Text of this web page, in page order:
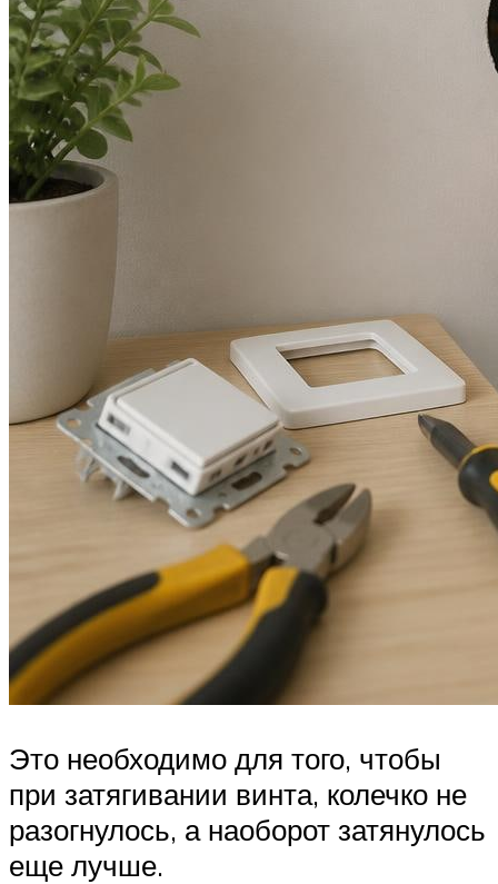
Это необходимо для того, чтобы
при затягивании винта, колечко не
разогнулось, а наоборот затянулось
еще лучше.